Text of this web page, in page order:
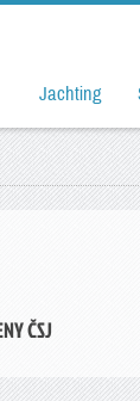
Jachting
ČSJ